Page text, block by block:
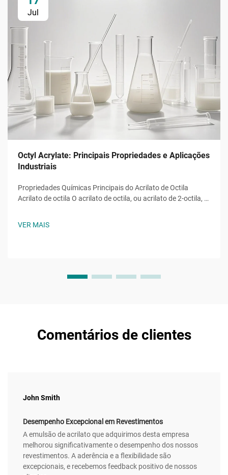
Jul
Octyl Acrylate: Principais Propriedades e Aplicações
Industriais
Propriedades Químicas Principais do Acrilato de Octila
Acrilato de octila O acrilato de octila, ou acrilato de 2-octila, é
VER MAIS
Comentários de clientes
John Smith
Desempenho Excepcional em Revestimentos
A emulsão de acrilato que adquirimos desta empresa
melhorou significativamente o desempenho dos nossos
revestimentos. A aderência e a flexibilidade são
excepcionais, e recebemos feedback positivo de nossos